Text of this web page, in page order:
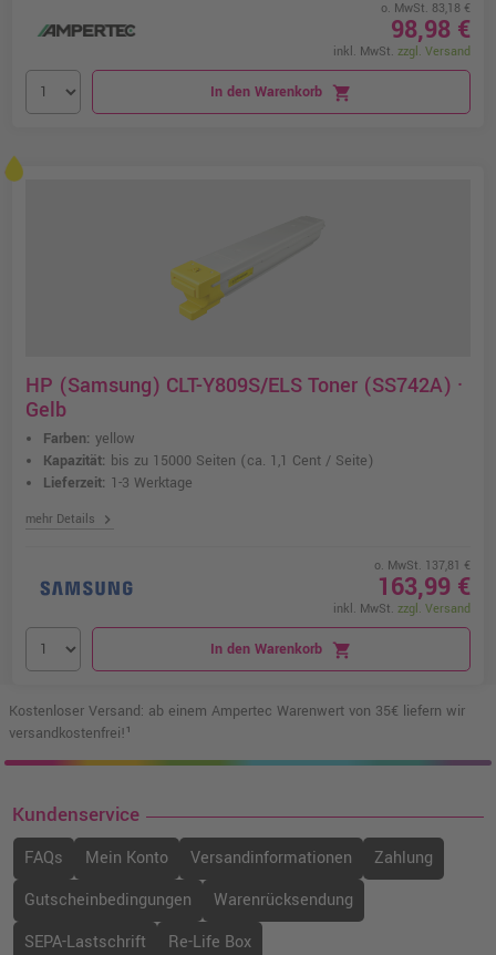
o. MwSt. 83,18 €
98,98 €
inkl. MwSt. zzgl. Versand
In den Warenkorb shopping_cart
HP (Samsung) CLT-Y809S/ELS Toner (SS742A) ·
Gelb
Farben: yellow
Kapazität: bis zu 15000 Seiten (ca. 1,1 Cent / Seite)
Lieferzeit: 1-3 Werktage
mehr Details chevron_right
o. MwSt. 137,81 €
163,99 €
inkl. MwSt. zzgl. Versand
In den Warenkorb shopping_cart
Kostenloser Versand: ab einem Ampertec Warenwert von 35€ liefern wir
versandkostenfrei!¹
Kundenservice
FAQs Mein Konto Versandinformationen
Zahlung
Gutscheinbedingungen
Warenrücksendung
SEPA-Lastschrift
Re-Life Box